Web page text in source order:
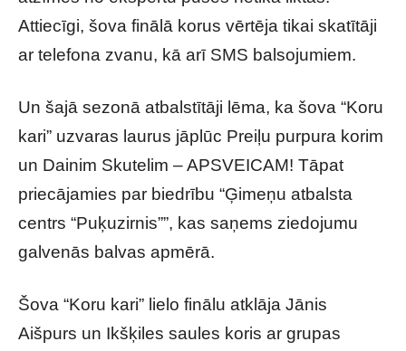
Attiecīgi, šova finālā korus vērtēja tikai skatītāji
ar telefona zvanu, kā arī SMS balsojumiem.
Un šajā sezonā atbalstītāji lēma, ka šova “Koru
kari” uzvaras laurus jāplūc Preiļu purpura korim
un Dainim Skutelim – APSVEICAM! Tāpat
priecājamies par biedrību “Ģimeņu atbalsta
centrs “Puķuzirnis””, kas saņems ziedojumu
galvenās balvas apmērā.
Šova “Koru kari” lielo finālu atklāja Jānis
Aišpurs un Ikšķiles saules koris ar grupas